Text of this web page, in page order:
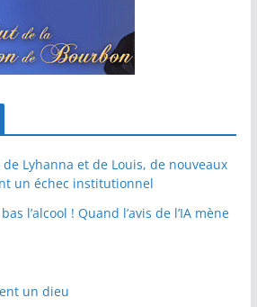
Lyhanna et de Louis, de nouveaux
un échec institutionnel
l’alcool ! Quand l’avis de l’IA mène
un dieu